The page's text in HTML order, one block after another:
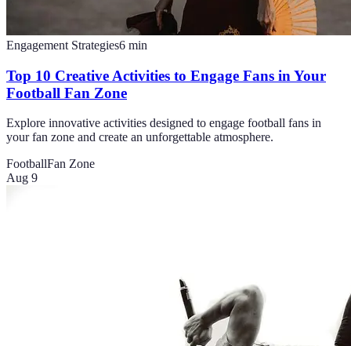
Engagement Strategies6 min
Top 10 Creative Activities to Engage Fans in Your
Football Fan Zone
Explore innovative activities designed to engage football fans in
your fan zone and create an unforgettable atmosphere.
FootballFan Zone
Aug 9